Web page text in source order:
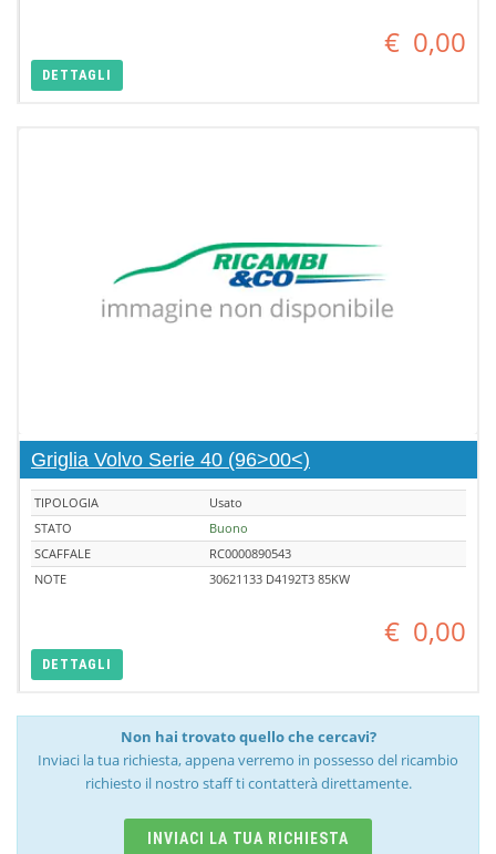
€ 0,00
DETTAGLI
Griglia Volvo Serie 40 (96>00<)
TIPOLOGIA
Usato
STATO
Buono
SCAFFALE
RC0000890543
NOTE
30621133 D4192T3 85KW
€ 0,00
DETTAGLI
Non hai trovato quello che cercavi?
Inviaci la tua richiesta, appena verremo in possesso del ricambio
richiesto il nostro staff ti contatterà direttamente.
INVIACI LA TUA RICHIESTA